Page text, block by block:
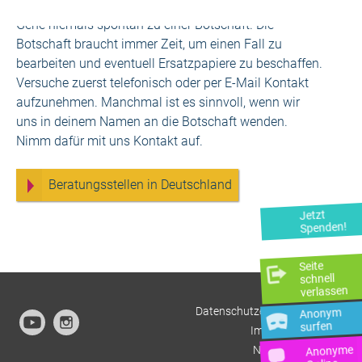
Jetzt
Spenden!
Seite
schnell
verlassen
Anonym
surfen
Anonyme
Gehe niemals spontan zu einer Botschaft. Die
Botschaft braucht immer Zeit, um einen Fall zu
bearbeiten und eventuell Ersatzpapiere zu beschaffen.
Versuche zuerst telefonisch oder per E-Mail Kontakt
aufzunehmen. Manchmal ist es sinnvoll, wenn wir
uns in deinem Namen an die Botschaft wenden.
Nimm dafür mit uns Kontakt auf.
Beratungsstellen in Deutschland
Datenschutzerklärung
Impressum
Newsletter